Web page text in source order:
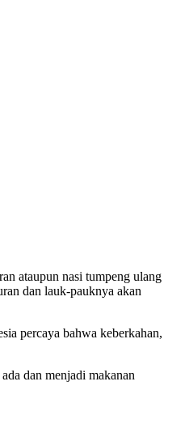
ataupun nasi tumpeng ulang
dan lauk-pauknya akan
percaya bahwa keberkahan,
dan menjadi makanan